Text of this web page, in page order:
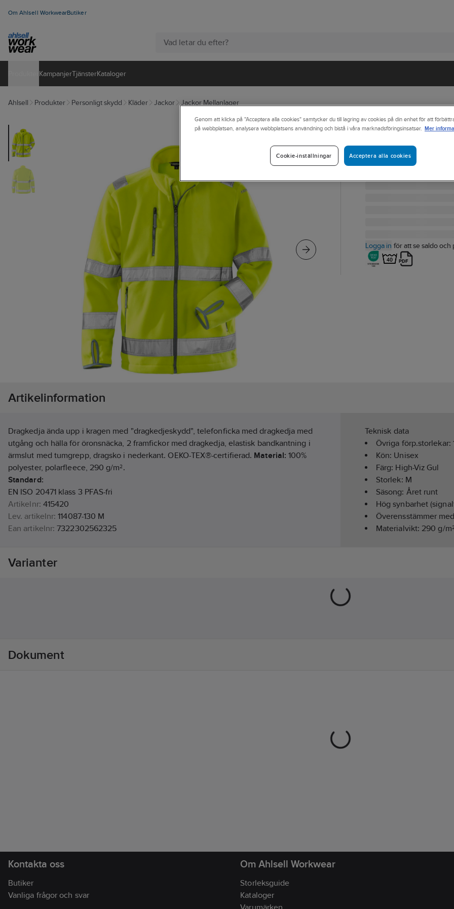
Om Ahlsell WorkwearButiker
KampanjerTjänsterKataloger
Ahlsell Produkter Personligt skydd Kläder Jackor Jackor Mellanlager
FRISTADS
Fleecejacka
FLEECEJACKA FK 4400
Artikelnr: 415420
Logga in för att se saldo och
Artikelinformation
Dragkedja ända upp i kragen med "dragkedjeskydd", telefonficka med dragkedja med
utgång och hälla för öronsnäcka, 2 framfickor med dragkedja, elastisk bandkantning i
ärmslut med tumgrepp, dragsko i nederkant. OEKO-TEX®-certifierad. Material: 100%
polyester, polarfleece, 290 g/m².
Standard:
EN ISO 20471 klass 3 PFAS-fri
Artikelnr: 415420
Lev. artikelnr: 114087-130 M
Ean artikelnr: 7322302562325
Teknisk data
Övriga förp.storlekar:
Kön: Unisex
Färg: High-Viz Gul
Storlek: M
Säsong: Året runt
Hög synbarhet
Överensstämmer
Materialvikt:290 g/m²
Varianter
Dokument
Kontakta oss
Butiker
Vanliga frågor och svar
Om Ahlsell Workwear
Storleksguide
Kataloger
Genom att klicka på "Acceptera alla cookies" samtycker du till lagring av cookies på din enhet för att
på webbplatsen, analysera webbplatsens användning och bistå i våra marknadsföringsinsatser. Mer
Acceptera alla cookies
Cookie-inställningar